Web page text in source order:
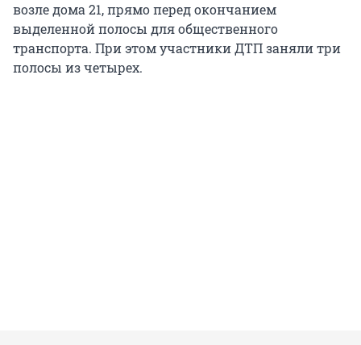
возле дома 21, прямо перед окончанием
выделенной полосы для общественного
транспорта. При этом участники ДТП заняли три
полосы из четырех.